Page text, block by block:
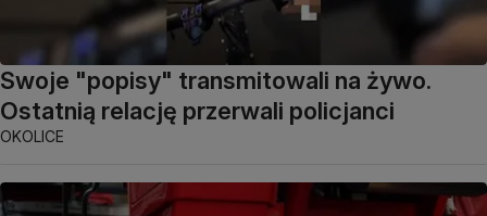
Swoje "popisy" transmitowali na żywo.
Ostatnią relację przerwali policjanci
OKOLICE